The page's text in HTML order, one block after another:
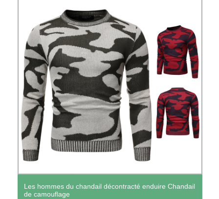
Les hommes du chandail décontracté enduire Chandail
de camouflage